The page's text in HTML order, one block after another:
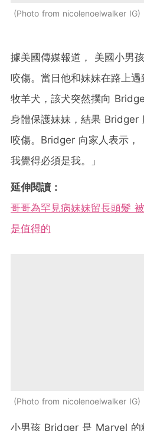
Photo from nicolenoelwalker IG
據美國傳媒報道， 美國小男
咬傷。當日他和妹妹在路上
牧羊犬，該犬突然撲向
身體保護妹妹，結果 Bridger
咬傷。Bridger 向家人表示，
我覺得必須是我。」
延伸閱讀：
哥哥為罕見病妹妹留長頭髮
是值得的
Photo from nicolenoelwalker IG
小男孩 Bridger 是 Marvel 的